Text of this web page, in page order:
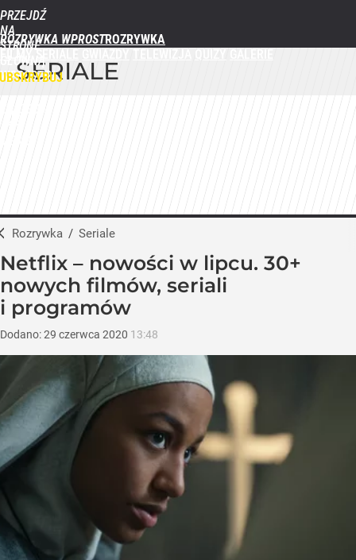
PRZEJDŹ
NA
STRONĘ
GŁÓWNĄ
WPROST.PL
ROZRYWKA WPROST
SERIALE
Rozrywka / Seriale
Netflix – nowości w lipcu. 30+
nowych filmów, seriali
i programów
Dodano:29 czerwca 2020 13:48